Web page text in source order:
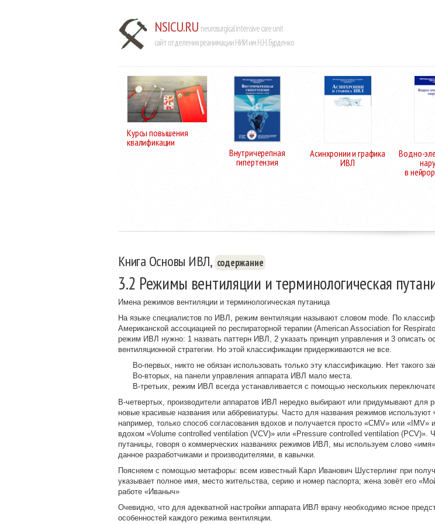
NSICU.RU neurosurgical intensive care unit
сайт отделения реанимации НИИ им Н.Н. Бурденко
Курсы повышения
квалификации
Внутричерепная
гипертензия
Асинхронии и графика
ИВЛ
Водно-
в
Книга Основы ИВЛ, содержание
3.2 Режимы вентиляции и терминологическая
Имена режимов вентиляции и терминологическая путаница
На языке специалистов по ИВЛ, режим вентиляции называют словом mode. По
Американской ассоциацией по респираторной терапии (American Association for
режим ИВЛ нужно: 1 назвать паттерн ИВЛ, 2 указать принцип управления и 3 описать
вентиляционной стратегии. Но этой классификации придерживаются не все.
Во-первых, никто не обязан использовать только эту классификацию. Нет такого
Во-вторых, на панели управления аппарата ИВЛ мало места.
В-третьих, режим ИВЛ всегда устанавливается с помощью нескольких
В-четвертых, производители аппаратов ИВЛ нередко выбирают или придумывают для
новые красивые названия или аббревиатуры. Часто для названия режимов используют
например, только способ согласования вдохов и получается просто «CMV» или «IMV»
вдохом «Volume controlled ventilation (VCV)» или «Pressure controlled ventilation (PCV)».
путаницы, говоря о коммерческих названиях режимов ИВЛ, мы используем слово
данное разработчиками и производителями, в кавычки.
Поясняем с помощью метафоры: всем известный Карл Иванович Шустерлинг при
указывает полное имя, место жительства, серию и номер паспорта; жена зовёт его
работе «Иваныч»
Очевидно, что для адекватной настройки аппарата ИВЛ врачу необходимо ясное
особенностей каждого режима вентиляции.